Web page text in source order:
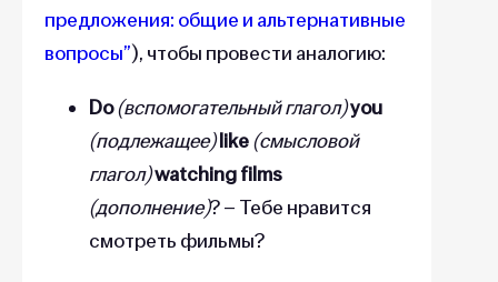
предложения: общие и альтернативные
вопросы”), чтобы провести аналогию:
Do(вспомогательный глагол)you
(подлежащее)like(смысловой
глагол)watching films
(дополнение)? – Тебе нравится
смотреть фильмы?